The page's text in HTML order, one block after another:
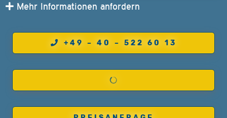
Mehr Informationen anfordern
+49 – 40 – 522 60 13